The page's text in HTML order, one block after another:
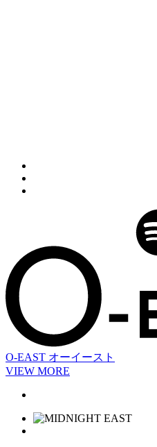
O-EAST オーイースト
VIEW MORE